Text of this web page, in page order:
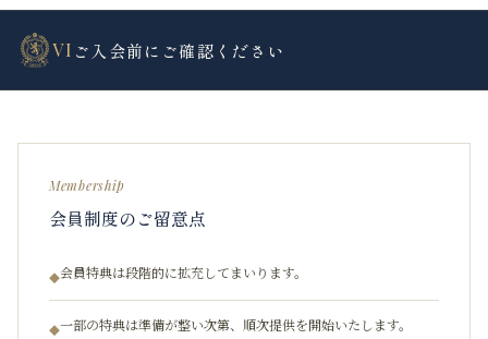
VI ご入会前にご確認ください
Membership
会員制度のご留意点
◆会員特典は段階的に拡充してまいります。
◆一部の特典は準備が整い次第、順次提供を開始いたします。